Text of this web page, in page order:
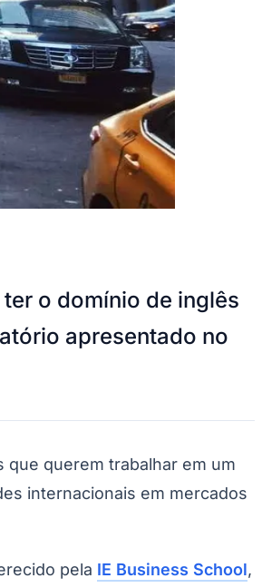
o domínio de inglês
apresentado no
que querem trabalhar em um
internacionais em mercados
pela IE Business School,